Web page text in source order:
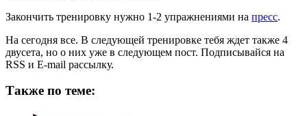
Закончить тренировку нужно 1-2 упражнениями на пресс.
На сегодня все. В следующей тренировке тебя ждет также 4
двусета, но о них уже в следующем пост. Подписывайся на
RSS и E-mail рассылку.
Также по теме: